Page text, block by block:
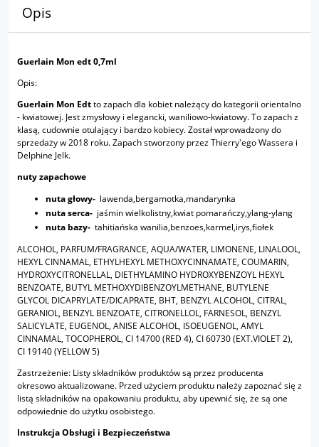
Opis
Guerlain Mon edt 0,7ml
Opis:
Guerlain Mon Edtto zapach dla kobiet należący do kategorii orientalno
- kwiatowej. Jest zmysłowy i elegancki, waniliowo-kwiatowy. To zapach z
klasą, cudownie otulający i bardzo kobiecy. Został wprowadzony do
sprzedaży w 2018 roku. Zapach stworzony przez Thierry'ego Wassera i
Delphine Jelk.
nuty zapachowe
nuta głowy- lawenda,bergamotka,mandarynka
nuta serca- jaśmin wielkolistny,kwiat pomarańczy,ylang-ylang
nuta bazy- tahitiańska wanilia,benzoes,karmel,irys,fiołek
ALCOHOL, PARFUM/FRAGRANCE, AQUA/WATER, LIMONENE, LINALOOL,
HEXYL CINNAMAL, ETHYLHEXYL METHOXYCINNAMATE, COUMARIN,
HYDROXYCITRONELLAL, DIETHYLAMINO HYDROXYBENZOYL HEXYL
BENZOATE, BUTYL METHOXYDIBENZOYLMETHANE, BUTYLENE
GLYCOL DICAPRYLATE/DICAPRATE, BHT, BENZYL ALCOHOL, CITRAL,
GERANIOL, BENZYL BENZOATE, CITRONELLOL, FARNESOL, BENZYL
SALICYLATE, EUGENOL, ANISE ALCOHOL, ISOEUGENOL, AMYL
CINNAMAL, TOCOPHEROL, CI 14700 (RED 4), CI 60730 (EXT.VIOLET 2),
CI 19140 (YELLOW 5)
Zastrzeżenie: Listy składników produktów są przez producenta
okresowo aktualizowane. Przed użyciem produktu należy zapoznać się z
listą składników na opakowaniu produktu, aby upewnić się, że są one
odpowiednie do użytku osobistego.
Instrukcja Obsługi i Bezpieczeństwa